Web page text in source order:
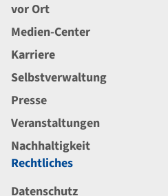
vor Ort
Medien-Center
Karriere
Selbstverwaltung
Presse
Veranstaltungen
Nachhaltigkeit
Rechtliches
Datenschutz